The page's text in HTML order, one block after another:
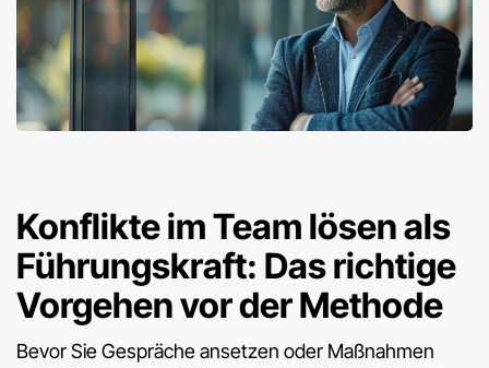
Konflikte im Team lösen als
Führungskraft: Das richtige
Vorgehen vor der Methode
Bevor Sie Gespräche ansetzen oder Maßnahmen